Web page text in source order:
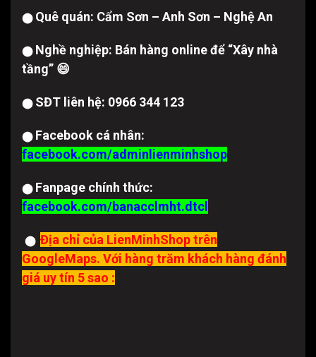
⬤ Quê quán: Cẩm Sơn – Anh Sơn – Nghệ An
⬤ Nghề nghiệp: Bán hàng online để “Xây nhà
tầng” 😄
⬤ SĐT liên hệ: 0966 344 123
⬤ Facebook cá nhân:
facebook.com/adminlienminhshop
⬤ Fanpage chính thức:
facebook.com/banacclmht.dtcl
⬤ Địa chỉ của LienMinhShop trên
GoogleMaps. Với hàng trăm khách hàng đánh
giá uy tín 5 sao :